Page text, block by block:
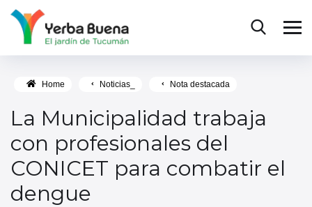
Home Noticias_ Nota destacada
La Municipalidad trabaja
con profesionales del
CONICET para combatir el
dengue